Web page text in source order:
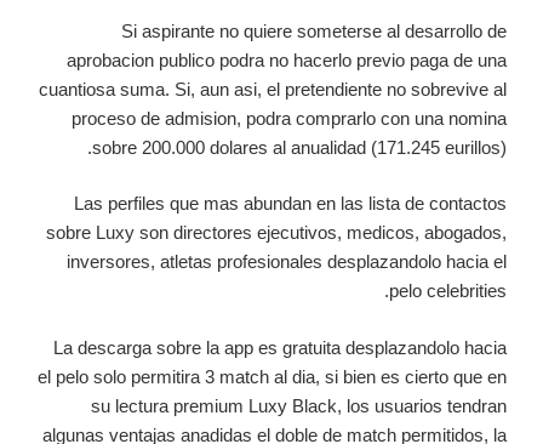
Si aspirante no quiere someterse al desarrollo de
aprobacion publico podra no hacerlo previo paga de una
cuantiosa suma. Si, aun asi, el pretendiente no sobrevive al
proceso de admision, podra comprarlo con una nomina
sobre 200.000 dolares al anualidad (171.245 eurillos).
Las perfiles que mas abundan en las lista de contactos
sobre Luxy son directores ejecutivos, medicos, abogados,
inversores, atletas profesionales desplazandolo hacia el
pelo celebrities.
La descarga sobre la app es gratuita desplazandolo hacia
el pelo solo permitira 3 match al dia, si bien es cierto que en
su lectura premium Luxy Black, los usuarios tendran
algunas ventajas anadidas el doble de match permitidos, la